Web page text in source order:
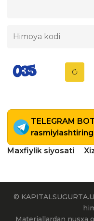
TELEGRAM
rasmiylashtiring
Maxfiylik siyosati
©
Materiallardan nusxa